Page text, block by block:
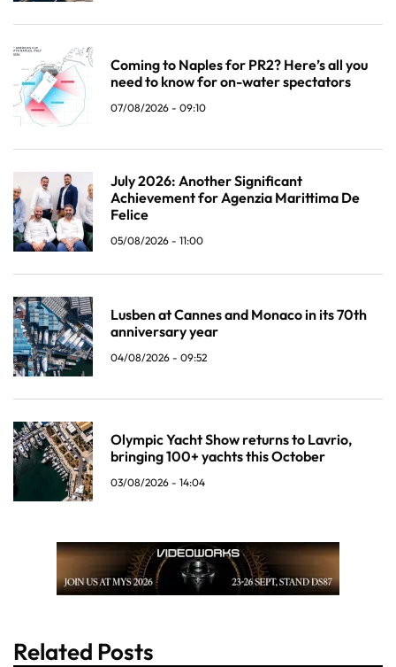
Coming to Naples for PR2? Here’s all you
need to know for on-water spectators
07/08/2026 - 09:10
July 2026: Another Significant
Achievement for Agenzia Marittima De
Felice
05/08/2026 - 11:00
Lusben at Cannes and Monaco in its 70th
anniversary year
04/08/2026 - 09:52
Olympic Yacht Show returns to Lavrio,
bringing 100+ yachts this October
03/08/2026 - 14:04
Related Posts